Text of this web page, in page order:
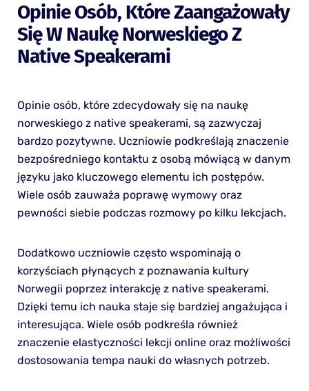
Opinie Osób, Które Zaangażowały
Się W Naukę Norweskiego Z
Native Speakerami
Opinie osób, które zdecydowały się na naukę
norweskiego z native speakerami, są zazwyczaj
bardzo pozytywne. Uczniowie podkreślają znaczenie
bezpośredniego kontaktu z osobą mówiącą w danym
języku jako kluczowego elementu ich postępów.
Wiele osób zauważa poprawę wymowy oraz
pewności siebie podczas rozmowy po kilku lekcjach.
Dodatkowo uczniowie często wspominają o
korzyściach płynących z poznawania kultury
Norwegii poprzez interakcję z native speakerami.
Dzięki temu ich nauka staje się bardziej angażująca i
interesująca. Wiele osób podkreśla również
znaczenie elastyczności lekcji online oraz możliwości
dostosowania tempa nauki do własnych potrzeb.